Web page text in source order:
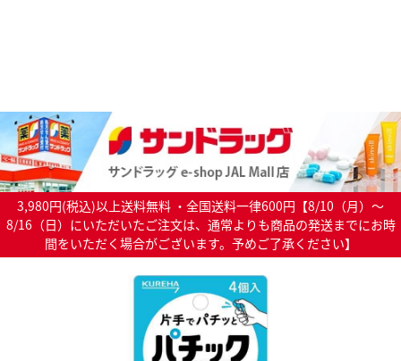
3,980円(税込)以上送料無料 ・全国送料一律600円【8/10（月）～
8/16（日）にいただいたご注文は、通常よりも商品の発送までにお時
間をいただく場合がございます。予めご了承ください】